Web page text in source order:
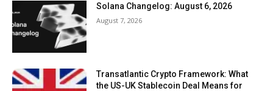
Solana Changelog: August 6, 2026
August 7, 2026
Transatlantic Crypto Framework: What
the US-UK Stablecoin Deal Means for